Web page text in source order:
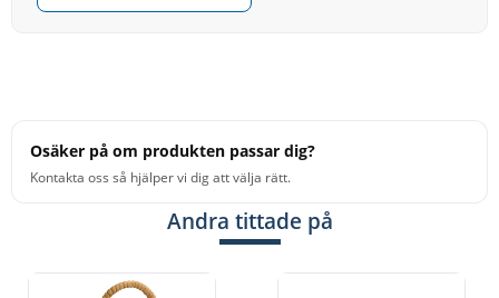
Osäker på om produkten passar dig?
Kontakta oss så hjälper vi dig att välja rätt.
Andra tittade på